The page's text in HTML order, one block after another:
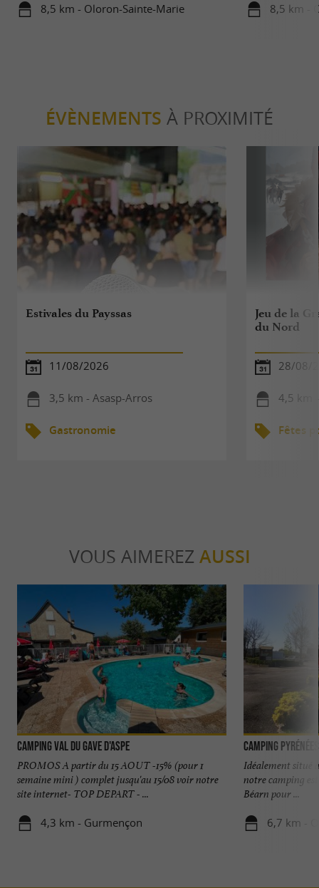
8,5 km - Oloron-Sainte-Marie 8,5 km -
ÉVÈNEMENTS À PROXIMITÉ
Estivales du Payssas
11/08/2026
3,5 km - Asasp-Arros
Gastronomie
Jeu de la
du Nord
28/08/
4,5 km
Fêtes
VOUS AIMEREZ AUSSI
Camping Val du Gave d'Aspe
PROMOS A partir du 15 AOUT -15% (pour 1
semaine mini ) complet jusqu'au 15/08 voir notre
site internet- TOP DEPART - ...
4,3 km - Gurmençon
Camping
Idéalement situé
notre camping
Béarn pour ...
6,7 km -